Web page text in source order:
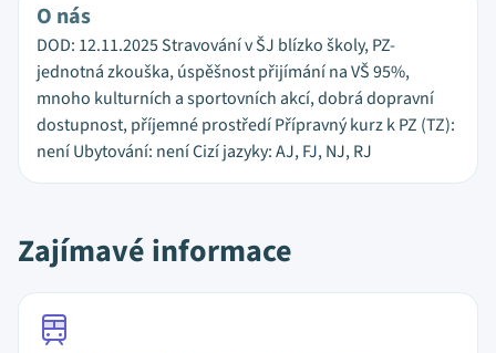
O nás
DOD: 12.11.2025 Stravování v ŠJ blízko školy, PZ-
jednotná zkouška, úspěšnost přijímání na VŠ 95%,
mnoho kulturních a sportovních akcí, dobrá dopravní
dostupnost, příjemné prostředí Přípravný kurz k PZ (TZ):
není Ubytování: není Cizí jazyky: AJ, FJ, NJ, RJ
Zajímavé informace